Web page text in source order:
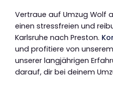
Vertraue auf Umzug Wolf
einen stressfreien und
Karlsruhe nach Preston.
und profitiere von
unserer langjährigen
darauf, dir bei deinem